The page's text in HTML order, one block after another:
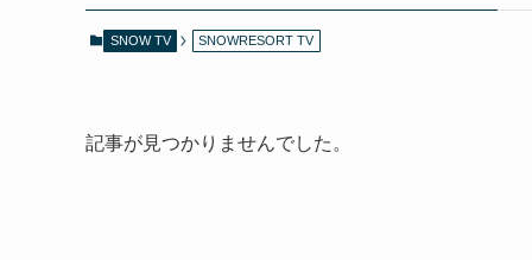
SNOW TV SNOWRESORT TV
記事が見つかりませんでした。